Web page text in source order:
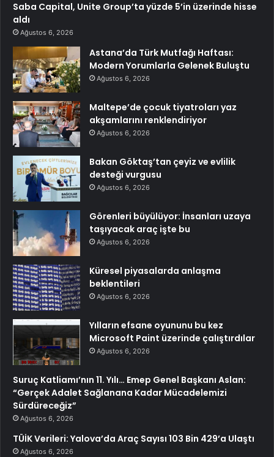
Saba Capital, Unite Group’ta yüzde 5’in üzerinde hisse
aldı
Ağustos 6, 2026
Astana’da Türk Mutfağı Haftası:
Modern Yorumlarla Gelenek Buluştu
Ağustos 6, 2026
Maltepe’de çocuk tiyatroları yaz
akşamlarını renklendiriyor
Ağustos 6, 2026
Bakan Göktaş’tan çeyiz ve evlilik
desteği vurgusu
Ağustos 6, 2026
Görenleri büyülüyor: İnsanları uzaya
taşıyacak araç işte bu
Ağustos 6, 2026
Küresel piyasalarda anlaşma
beklentileri
Ağustos 6, 2026
Yılların efsane oyununu bu kez
Microsoft Paint üzerinde çalıştırdılar
Ağustos 6, 2026
Suruç Katliamı’nın 11. Yılı… Emep Genel Başkanı Aslan:
“Gerçek Adalet Sağlanana Kadar Mücadelemizi
Sürdüreceğiz”
Ağustos 6, 2026
TÜİK Verileri: Yalova’da Araç Sayısı 103 Bin 429’a Ulaştı
Ağustos 6, 2026